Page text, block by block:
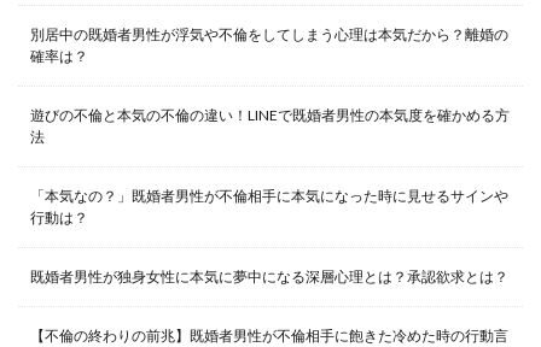
別居中の既婚者男性が浮気や不倫をしてしまう心理は本気だから？離婚の
確率は？
遊びの不倫と本気の不倫の違い！LINEで既婚者男性の本気度を確かめる方
法
「本気なの？」既婚者男性が不倫相手に本気になった時に見せるサインや
行動は？
既婚者男性が独身女性に本気に夢中になる深層心理とは？承認欲求とは？
【不倫の終わりの前兆】既婚者男性が不倫相手に飽きた冷めた時の行動言